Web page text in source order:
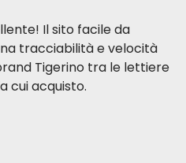
Il sito facile da
tracciabilità e velocità
Tigerino tra le lettiere
cui acquisto.